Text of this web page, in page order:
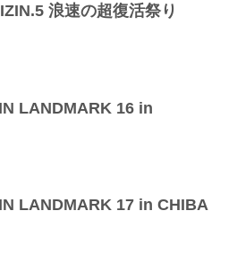
配信チケ...浪速の超復活祭り
LANDMARK 16 in
LANDMARK 17 in CHIBA